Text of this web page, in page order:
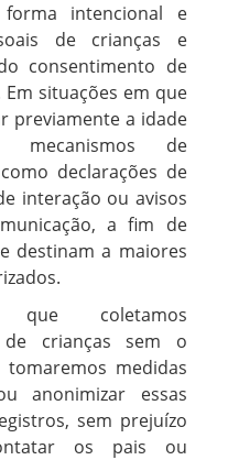
intencional e
de crianças e
consentimento de
situações em que
previamente a idade
de
declarações de
interação ou avisos
a fim de
destinam a maiores
que coletamos
de crianças sem o
medidas
anonimizar essas
sem prejuízo
os pais ou